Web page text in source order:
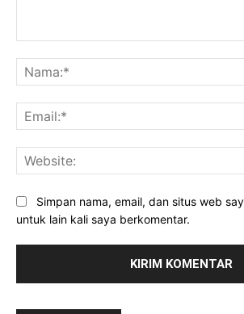
Simpan nama, email, dan situs web
untuk lain kali saya berkomentar.